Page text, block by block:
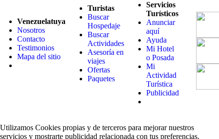
Venezuelatuya
Nosotros
Contacto
Testimonios
Mapa del sitio
Turistas
Buscar
Hospedaje
Buscar
Actividades
Asesoría en
viajes
Ofertas
Paquetes
Servicios
Turísticos
Anunciar
aquí
Ayuda
Mi Hotel
o Posada
Mi
Actividad
Turística
Publicidad
Utilizamos Cookies propias y de terceros para mejorar nuestros
servicios y mostrarte publicidad relacionada con tus preferencias.